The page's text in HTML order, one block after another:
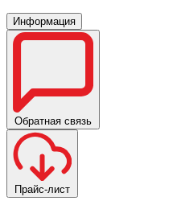
Информация
Обратная связь
Прайс-лист